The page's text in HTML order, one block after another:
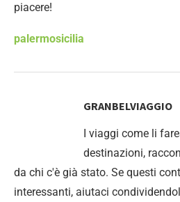
piacere!
palermosicilia
GRANBELVIAGGIO
I viaggi come li
destinazioni,
da chi c'è già stato. Se questi
interessanti, aiutaci